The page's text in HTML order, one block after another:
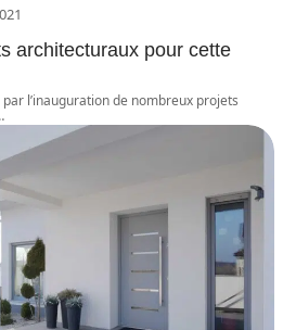
architecturaux pour cette
l’inauguration de nombreux projets